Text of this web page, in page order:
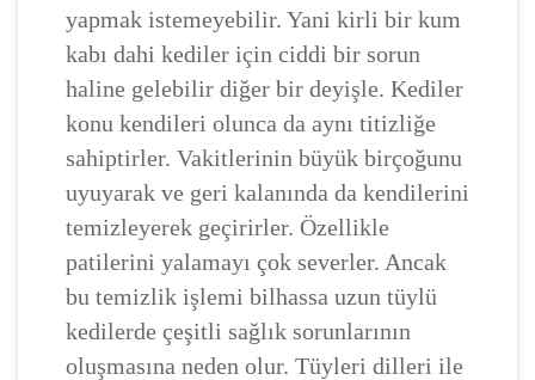
yapmak istemeyebilir. Yani kirli bir kum
kabı dahi kediler için ciddi bir sorun
haline gelebilir diğer bir deyişle. Kediler
konu kendileri olunca da aynı titizliğe
sahiptirler. Vakitlerinin büyük birçoğunu
uyuyarak ve geri kalanında da kendilerini
temizleyerek geçirirler. Özellikle
patilerini yalamayı çok severler. Ancak
bu temizlik işlemi bilhassa uzun tüylü
kedilerde çeşitli sağlık sorunlarının
oluşmasına neden olur. Tüyleri dilleri ile